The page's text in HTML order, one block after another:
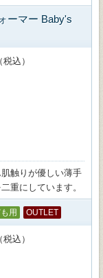
ーマー Baby's
込）
触りが優しい薄手
重にしています。
用 OUTLET
込）